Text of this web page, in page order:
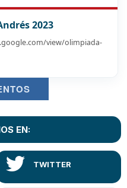
2023
view/olimpiada-
EN: